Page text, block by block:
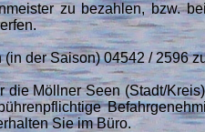
zu bezahlen, bzw.
der Saison) 04542 / 2596
Möllner Seen (Stadt/
Sie im Büro.